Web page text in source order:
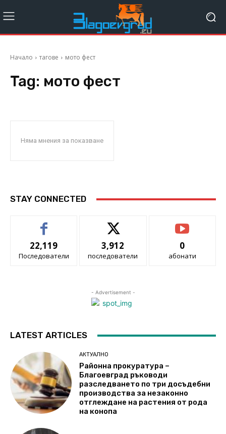
Начало тагове мото фест
Tag: мото фест
Няма мнения за показване
STAY CONNECTED
22,119
Последователи
3,912
последователи
0
абонати
- Advertisement -
LATEST ARTICLES
АКТУАЛНО
Районна прокуратура –
Благоевград ръководи
разследването по три досъдебни
производства за незаконно
отглеждане на растения от рода
на конопа